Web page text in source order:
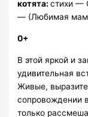
котята:стихи —
— (Любимая
0+
В этой яркой и
удивительная
Живые,
сопровождении
только